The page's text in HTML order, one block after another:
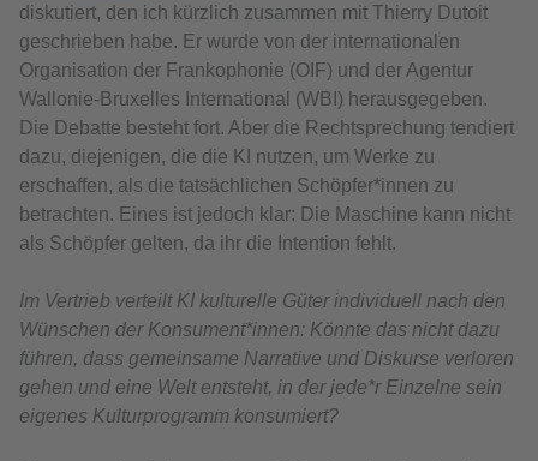
diskutiert, den ich kürzlich zusammen mit Thierry Dutoit
geschrieben habe. Er wurde von der internationalen
Organisation der Frankophonie (OIF) und der Agentur
Wallonie-Bruxelles International (WBI) herausgegeben.
Die Debatte besteht fort. Aber die Rechtsprechung tendiert
dazu, diejenigen, die die KI nutzen, um Werke zu
erschaffen, als die tatsächlichen Schöpfer*innen zu
betrachten. Eines ist jedoch klar: Die Maschine kann nicht
als Schöpfer gelten, da ihr die Intention fehlt.
Im Vertrieb verteilt KI kulturelle Güter individuell nach den
Wünschen der Konsument*innen: Könnte das nicht dazu
führen, dass gemeinsame Narrative und Diskurse verloren
gehen und eine Welt entsteht, in der jede*r Einzelne sein
eigenes Kulturprogramm konsumiert?